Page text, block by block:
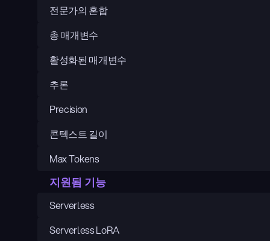
전문가의 혼합
총 매개변수
활성화된 매개변수
추론
Precision
콘텍스트 길이
Max Tokens
지원됨 기능
Serverless
Serverless LoRA